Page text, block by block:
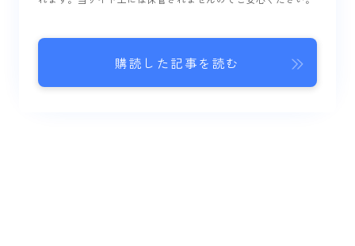
購読した記事を読む